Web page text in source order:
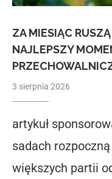
ZA MIESIĄC
NAJLEPSZY
3 sierpnia 2026
artykuł
sadach
większych partii